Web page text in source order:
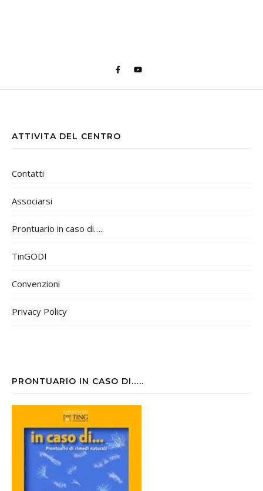
ATTIVITA DEL CENTRO
Contatti
Associarsi
Prontuario in caso di…..
TinGODI
Convenzioni
Privacy Policy
PRONTUARIO IN CASO DI…..